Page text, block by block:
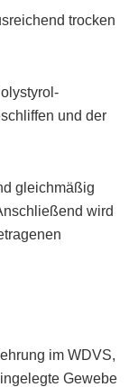
trocken
und der
gleichmäßig
wird
im WDVS,
Gewebe